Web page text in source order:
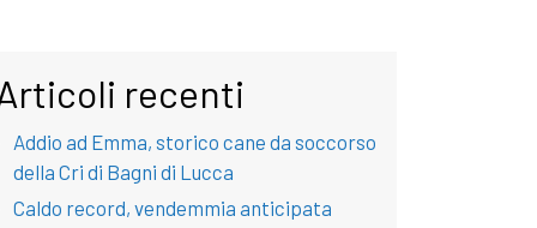
recenti
Addio ad Emma, storico cane da soccorso
della Cri di Bagni di Lucca
Caldo record, vendemmia anticipata